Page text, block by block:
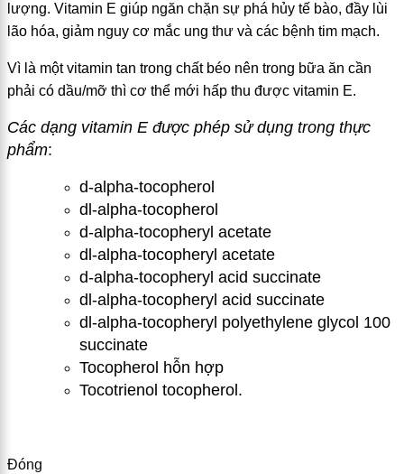
lượng. Vitamin E giúp ngăn chặn sự phá hủy tế bào, đầy lùi
lão hóa, giảm nguy cơ mắc ung thư và các bệnh tim mạch.
Vì là một vitamin tan trong chất béo nên trong bữa ăn cần
phải có dầu/mỡ thì cơ thể mới hấp thu được vitamin E.
Các dạng vitamin E được phép sử dụng trong thực
phẩm:
d-alpha-tocopherol
dl-alpha-tocopherol
d-alpha-tocopheryl acetate
dl-alpha-tocopheryl acetate
d-alpha-tocopheryl acid succinate
dl-alpha-tocopheryl acid succinate
dl-alpha-tocopheryl polyethylene glycol 100
succinate
Tocopherol hỗn hợp
Tocotrienol tocopherol.
Đóng